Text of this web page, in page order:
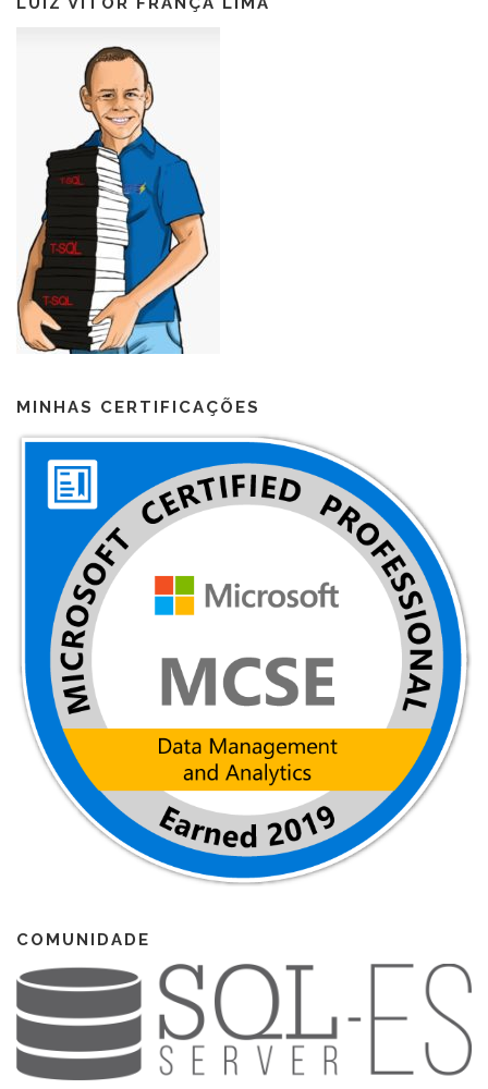
MINHAS CERTIFICAÇÕES
COMUNIDADE